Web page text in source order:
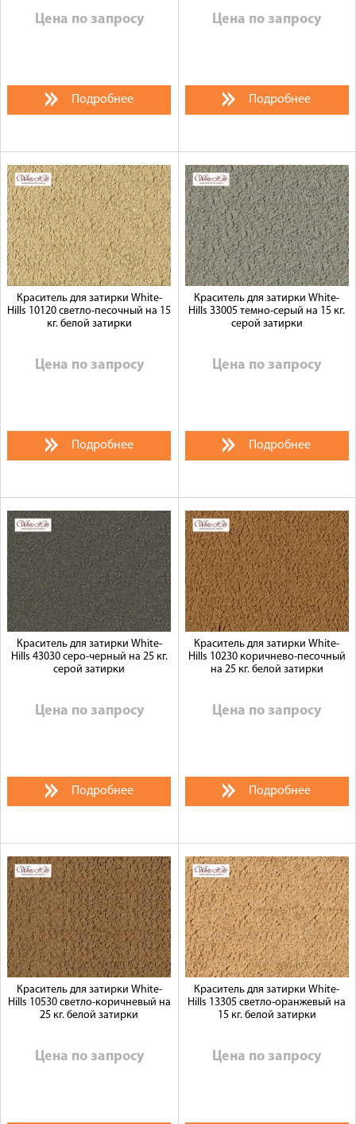
Цена по запросу
Подробнее
Цена по запросу
Подробнее
Краситель для затирки White-
Hills 10120 светло-песочный на 15
кг. белой затирки
Цена по запросу
Подробнее
Краситель для затирки White-
Hills 33005 темно-серый на 15 кг.
серой затирки
Цена по запросу
Подробнее
Краситель для затирки White-
Hills 43030 серо-черный на 25 кг.
серой затирки
Цена по запросу
Подробнее
Краситель для затирки White-
Hills 10230 коричнево-песочный
на 25 кг. белой затирки
Цена по запросу
Подробнее
Краситель для затирки White-
Hills 10530 светло-коричневый на
25 кг. белой затирки
Цена по запросу
Краситель для затирки White-
Hills 13305 светло-оранжевый на
15 кг. белой затирки
Цена по запросу